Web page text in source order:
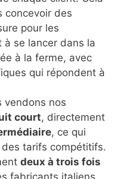
concevoir des
pour les
à se lancer dans la
à la ferme, avec
qui répondent à
vendons nos
court, directement
, ce qui
tarifs compétitifs.
deux à trois fois
fabricants italiens,